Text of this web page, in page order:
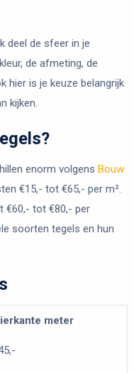
deel de sfeer in je
de afmeting, de
hier is je keuze belangrijk
kijken.
enorm volgens Bouw
€15,- tot €65,- per m².
€60,- tot €80,- per
soorten tegels en hun
meter